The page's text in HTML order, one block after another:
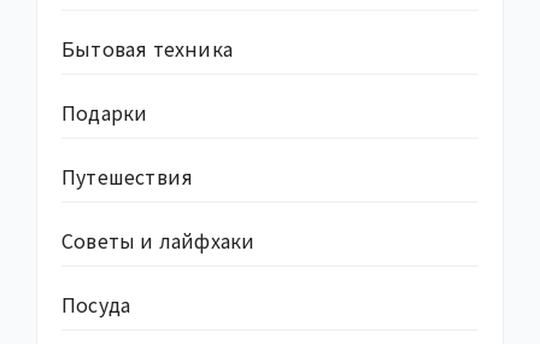
Бытовая техника
Подарки
Путешествия
Советы и лайфхаки
Посуда